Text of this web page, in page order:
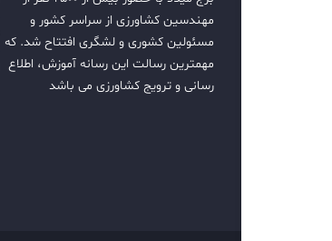
مهندسین کشاورزی از سراسر کشور و
مسئولین کشوری و لشگری افتتاح شد. که
مهمترین رسالت این رسانه آموزش، اطلاع
رسانی و ترویج کشاورزی می باشد